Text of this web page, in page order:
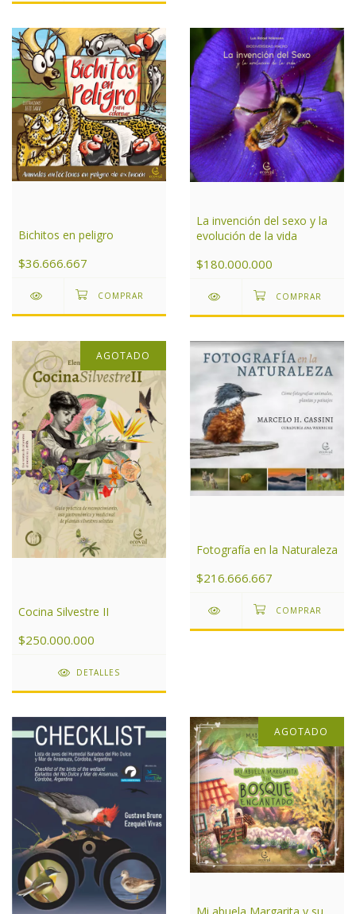
Bichitos en peligro
$36.666.667
La invención del sexo y la
evolución de la vida
$180.000.000
AGOTADO
Cocina Silvestre II
$250.000.000
DETALLES
Fotografía en la Naturaleza
$216.666.667
AGOTADO